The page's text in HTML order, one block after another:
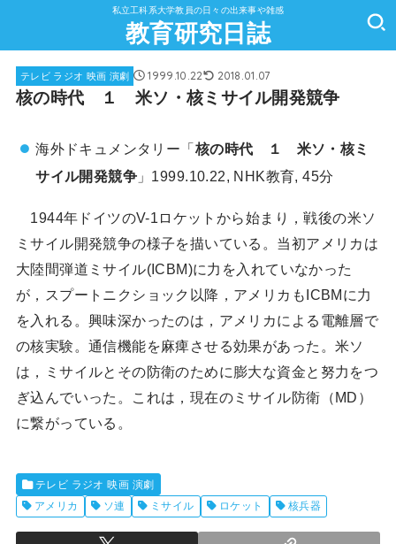
私立工科系大学教員の日々の出来事や雑感
教育研究日誌
テレビ ラジオ 映画 演劇 1999.10.22 2018.01.07
核の時代 １ 米ソ・核ミサイル開発競争
海外ドキュメンタリー「核の時代 １ 米ソ・核ミ
サイル開発競争 」1999.10.22, NHK教育, 45分
1944年ドイツのV-1ロケットから始まり，戦後の米ソ
ミサイル開発競争の様子を描いている。当初アメリカは
大陸間弾道ミサイル(ICBM)に力を入れていなかった
が，スプートニクショック以降，アメリカもICBMに力
を入れる。興味深かったのは，アメリカによる電離層で
の核実験。通信機能を麻痺させる効果があった。米ソ
は，ミサイルとその防衛のために膨大な資金と努力をつ
ぎ込んでいった。これは，現在のミサイル防衛（MD）
に繋がっている。
テレビ ラジオ 映画 演劇
アメリカ
ソ連 ミサイル ロケット 核兵器